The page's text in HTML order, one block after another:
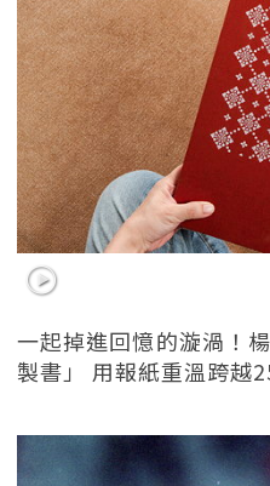
一起掉進回憶的漩渦！
製書」 用報紙重溫跨越